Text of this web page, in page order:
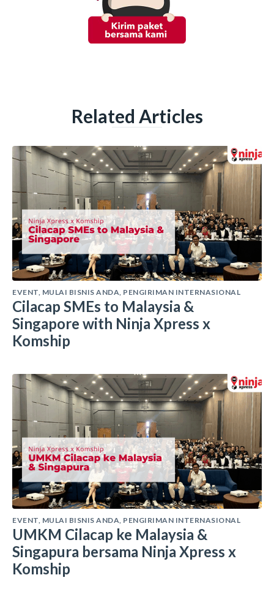
Related Articles
EVENT MULAI BISNIS ANDA PENGIRIMAN INTERNASIONAL
Cilacap SMEs to Malaysia &
Singapore with Ninja Xpress x
Komship
EVENT MULAI BISNIS ANDA PENGIRIMAN INTERNASIONAL
UMKM Cilacap ke Malaysia &
Singapura bersama Ninja Xpress x
Komship